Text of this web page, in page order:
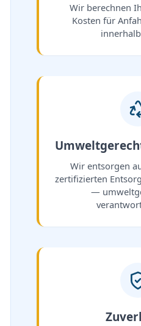
Wir berechnen
Kosten für
Wir entsorgen
zertifizierten
—